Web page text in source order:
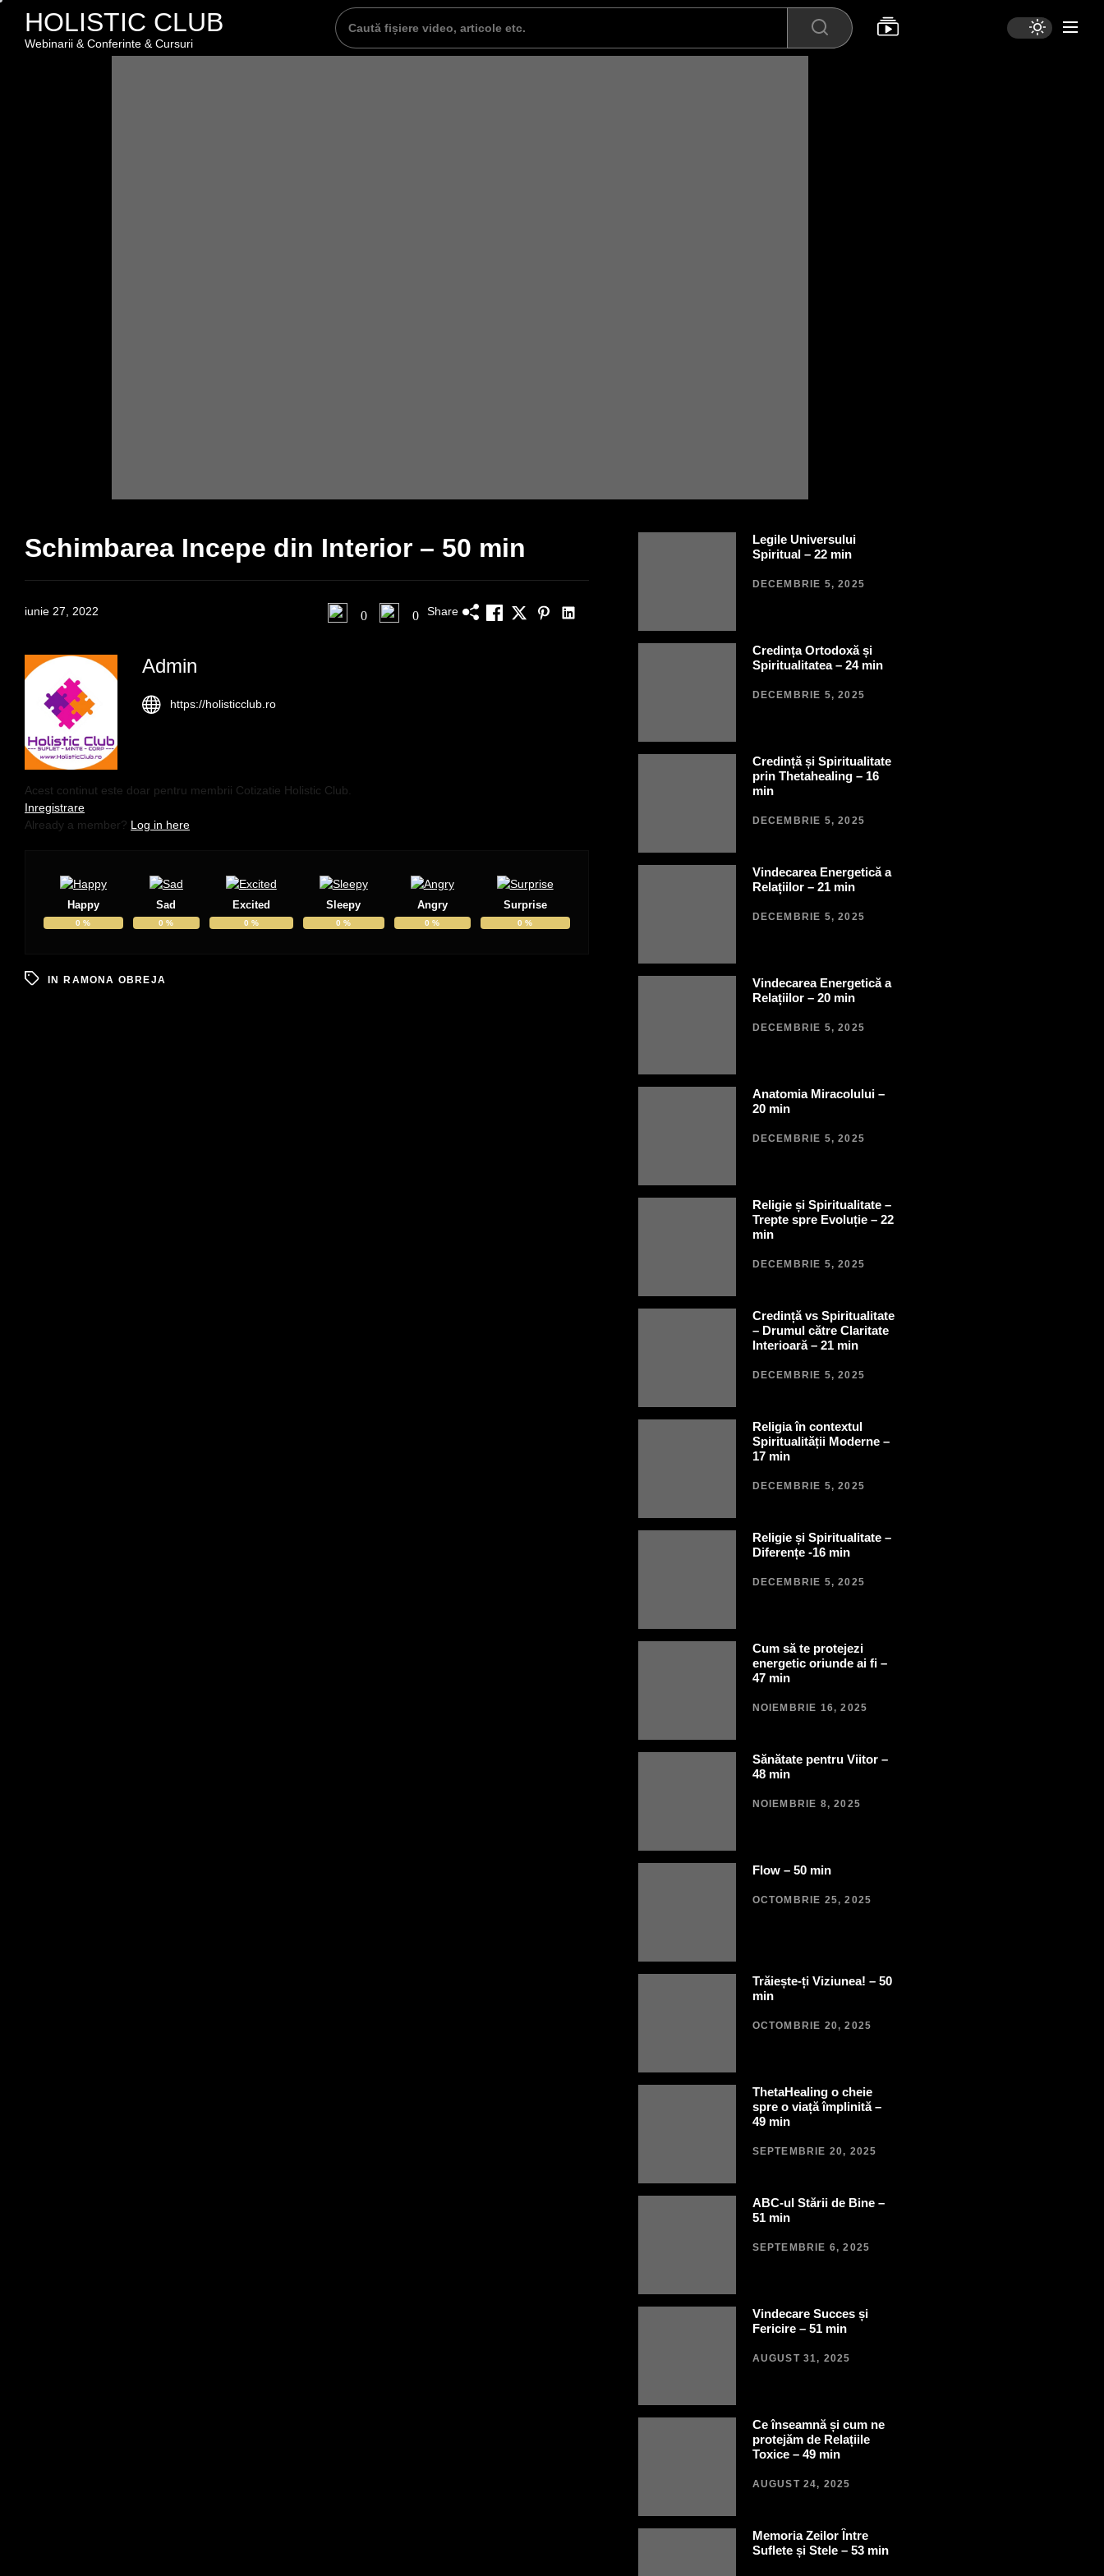
HOLISTIC CLUB
Webinarii & Conferinte & Cursuri
Search
Schimbarea Incepe din Interior – 50 min
iunie 27, 2022 0 0 Share
Admin
https://holisticclub.ro
Acest continut este doar pentru membrii Cotizatie Holistic Club.
Inregistrare
Already a member? Log in here
Happy
0 %
Sad
0 %
Excited
0 %
Sleepy
0 %
Angry
0 %
Surprise
0 %
IN RAMONA OBREJA
Legile Universului
Spiritual – 22 min
DECEMBRIE 5, 2025
Credința Ortodoxă și
Spiritualitatea – 24 min
DECEMBRIE 5, 2025
Credință și Spiritualitate
prin Thetahealing – 16
min
DECEMBRIE 5, 2025
Vindecarea Energetică a
Relațiilor – 21 min
DECEMBRIE 5, 2025
Vindecarea Energetică a
Relațiilor – 20 min
DECEMBRIE 5, 2025
Anatomia Miracolului –
20 min
DECEMBRIE 5, 2025
Religie și Spiritualitate –
Trepte spre Evoluție – 22
min
DECEMBRIE 5, 2025
Credință vs Spiritualitate
– Drumul către Claritate
Interioară – 21 min
DECEMBRIE 5, 2025
Religia în contextul
Spiritualității Moderne –
17 min
DECEMBRIE 5, 2025
Religie și Spiritualitate –
Diferențe -16 min
DECEMBRIE 5, 2025
Cum să te protejezi
energetic oriunde ai fi –
47 min
NOIEMBRIE 16, 2025
Sănătate pentru Viitor –
48 min
NOIEMBRIE 8, 2025
Flow – 50 min
OCTOMBRIE 25, 2025
Trăiește-ți Viziunea! – 50
min
OCTOMBRIE 20, 2025
ThetaHealing o cheie
spre o viață împlinită –
49 min
SEPTEMBRIE 20, 2025
ABC-ul Stării de Bine –
51 min
SEPTEMBRIE 6, 2025
Vindecare Succes și
Fericire – 51 min
AUGUST 31, 2025
Ce înseamnă și cum ne
protejăm de Relațiile
Toxice – 49 min
AUGUST 24, 2025
Memoria Zeilor Între
Suflete și Stele – 53 min